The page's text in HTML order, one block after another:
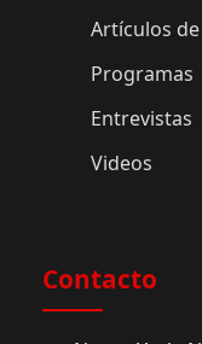
Artículos
Programas
Entrevistas
Videos
Contacto